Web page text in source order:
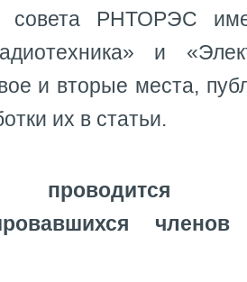
совета РНТОРЭС
и
и вторые места,
их в статьи.